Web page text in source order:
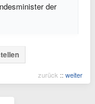
der
zurück :: weiter